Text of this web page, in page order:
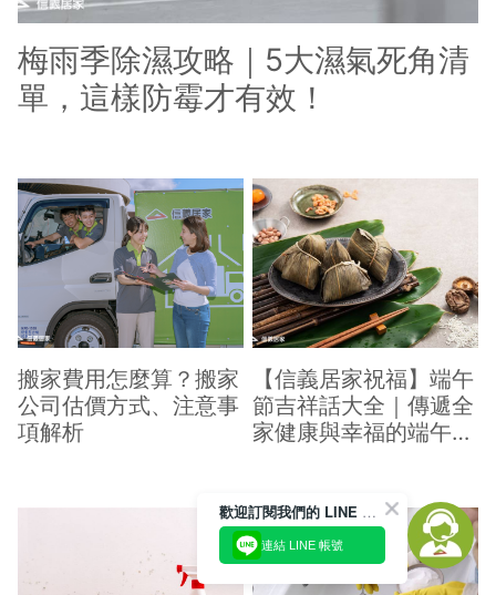
梅雨季除濕攻略｜5大濕氣死角清
單，這樣防霉才有效！
搬家費用怎麼算？搬家
公司估價方式、注意事
項解析
【信義居家祝福】端午
節吉祥話大全｜傳遞全
家健康與幸福的端午祝
歡迎訂閱我們的 LINE 官方帳號
連結 LINE 帳號